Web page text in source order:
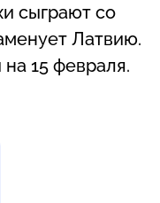
сыграют со
Латвию.
15 февраля.